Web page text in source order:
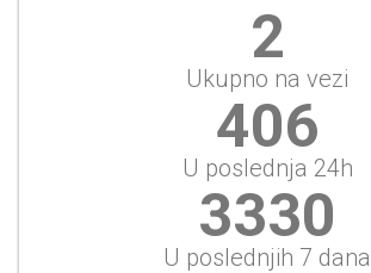
2
Ukupno na vezi
453
U poslednja 24h
3714
U poslednjih 7 dana